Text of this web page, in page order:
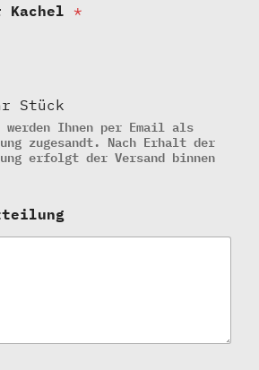
Kachel*
Stück
werden Ihnen per Email als
zugesandt. Nach Erhalt der
erfolgt der Versand binnen